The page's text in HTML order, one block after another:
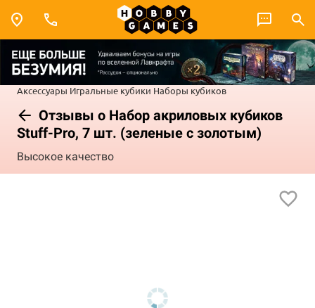
Аксессуары Игральные кубики Наборы кубиков
Отзывы о Набор акриловых кубиков
Stuff-Pro, 7 шт. (зеленые с золотым)
Высокое качество